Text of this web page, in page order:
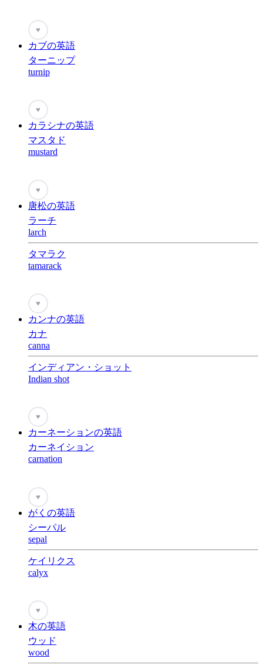
♥
カブの英語
ターニップ
turnip
♥
カラシナの英語
マスタド
mustard
♥
唐松の英語
ラーチ
larch
タマラク
tamarack
♥
カンナの英語
カナ
canna
インディアン・ショット
Indian shot
♥
カーネーションの英語
カーネイション
carnation
♥
がくの英語
シーパル
sepal
ケイリクス
calyx
♥
木の英語
ウッド
wood